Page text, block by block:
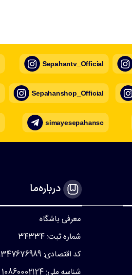
Sepahantv_Official
Sepahanshop_Official
simayesepahansc
درباره‌ما
معرفی باشگاه
شماره ثبت: 34334
کد اقتصادی: 411347676989
شناسه ملی: 10860002124